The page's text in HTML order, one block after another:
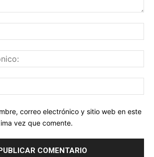
correo electrónico y sitio web en este
vez que comente.